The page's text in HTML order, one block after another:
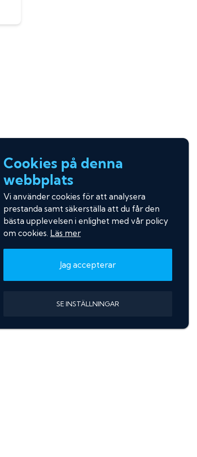
Cookies på denna
webbplats
Vi använder cookies för att analysera
prestanda samt säkerställa att du får den
bästa upplevelsen i enlighet med vår policy
om cookies. Läs mer
Jag accepterar
SE INSTÄLLNINGAR